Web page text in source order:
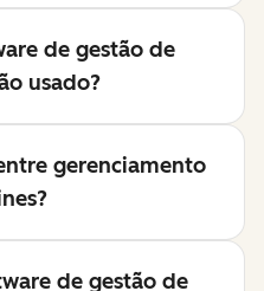
de gestão de
usado?
gerenciamento
de gestão de